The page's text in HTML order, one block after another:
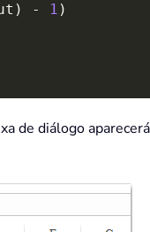
) - 1 )
de diálogo